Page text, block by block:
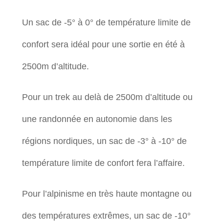
Un sac de -5° à 0° de température limite de
confort sera idéal pour une sortie en été à
2500m d’altitude.
Pour un trek au delà de 2500m d’altitude ou
une randonnée en autonomie dans les
régions nordiques, un sac de -3° à -10° de
température limite de confort fera l’affaire.
Pour l’alpinisme en très haute montagne ou
des températures extrêmes, un sac de -10°